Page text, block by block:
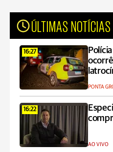
ÚLTIMAS NOTÍCIAS
16:27
PONTA
16:22
AO VIVO